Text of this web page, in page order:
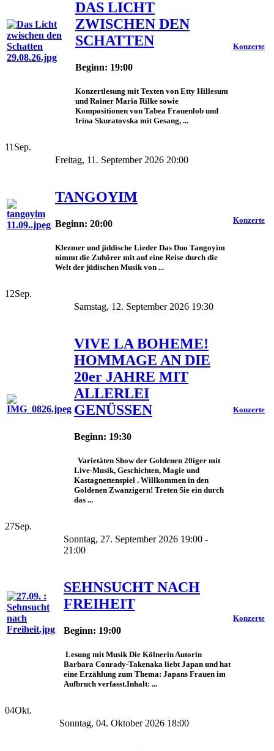
DAS LICHT
ZWISCHEN DEN
SCHATTEN
Beginn: 19:00
Konzertlesung mit Texten von Etty Hillesum
und Rainer Maria Rilke sowie
Kompositionen von Tabea Frauenlob und
Irina Skuratovska mit Gesang, ...
Konzerte
11 Sep.
Freitag, 11. September 2026 20:00
TANGOYIM
Beginn: 20:00
Klezmer und jiddische Lieder Das Duo Tangoyim
nimmt die Zuhörer mit auf eine Reise durch die
Welt der jüdischen Musik von ...
Konzerte
12Sep.
Samstag, 12. September 2026 19:30
VIVE LA BOHEME!
HOMMAGE AN DIE
20er JAHRE MIT
ALLERLEI
GENÜSSEN
Beginn: 19:30
Varietäten Show der Goldenen 20iger mit
Live-Musik, Geschichten, Magie und
Kastagnettenspiel . Willkommen in den
Goldenen Zwanzigern! Treten Sie ein durch
das ...
Konzerte
27Sep.
Sonntag, 27. September 2026 19:00 -
21:00
SEHNSUCHT NACH
FREIHEIT
Beginn: 19:00
Lesung mit Musik Die Kölnerin Autorin
Barbara Conrady-Takenaka liebt Japan und hat
eine Erzählung zum Thema: Japans Frauen im
Aufbruch verfasst.Inhalt: ...
Konzerte
04Okt.
Sonntag, 04. Oktober 2026 18:00